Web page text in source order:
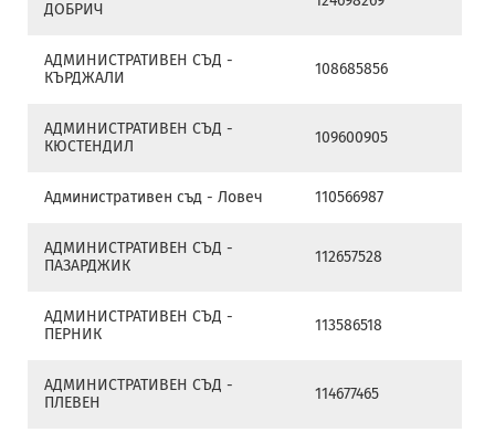
ДОБРИЧ
АДМИНИСТРАТИВЕН СЪД -
КЪРДЖАЛИ
108685856
АДМИНИСТРАТИВЕН СЪД -
КЮСТЕНДИЛ
109600905
Административен съд - Ловеч 110566987
АДМИНИСТРАТИВЕН СЪД -
ПАЗАРДЖИК
112657528
АДМИНИСТРАТИВЕН СЪД -
ПЕРНИК
113586518
АДМИНИСТРАТИВЕН СЪД -
ПЛЕВЕН
114677465